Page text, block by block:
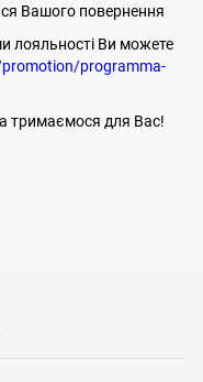
Вашого повернення
лояльності Ви можете
programma-
тримаємося для Вас!